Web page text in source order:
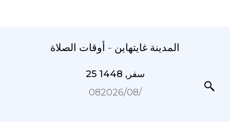
المدينة غايتهاين - أوقات الصلاة
25 سفر, 1448
08‏/08‏/2026